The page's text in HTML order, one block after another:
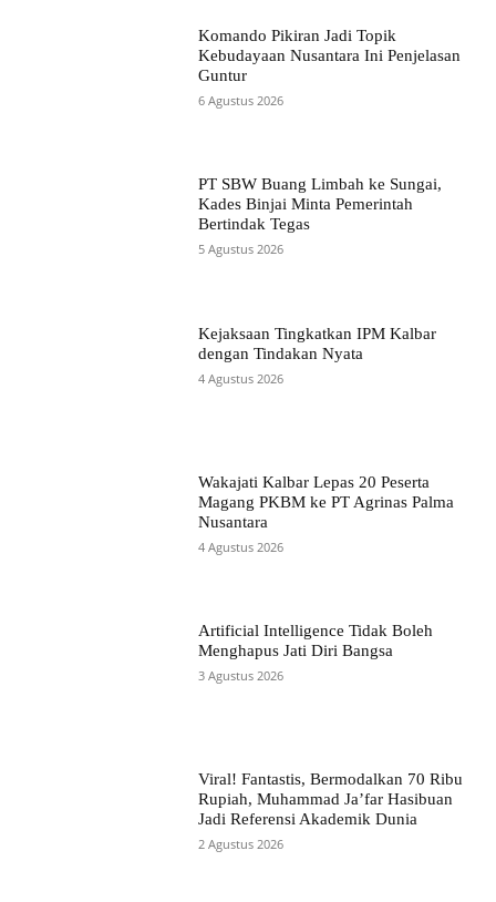
Komando Pikiran Jadi Topik
Kebudayaan Nusantara Ini Penjelasan
Guntur
6 Agustus 2026
PT SBW Buang Limbah ke Sungai,
Kades Binjai Minta Pemerintah
Bertindak Tegas
5 Agustus 2026
Kejaksaan Tingkatkan IPM Kalbar
dengan Tindakan Nyata
4 Agustus 2026
Wakajati Kalbar Lepas 20 Peserta
Magang PKBM ke PT Agrinas Palma
Nusantara
4 Agustus 2026
Artificial Intelligence Tidak Boleh
Menghapus Jati Diri Bangsa
3 Agustus 2026
Viral! Fantastis, Bermodalkan 70 Ribu
Rupiah, Muhammad Ja’far Hasibuan
Jadi Referensi Akademik Dunia
2 Agustus 2026